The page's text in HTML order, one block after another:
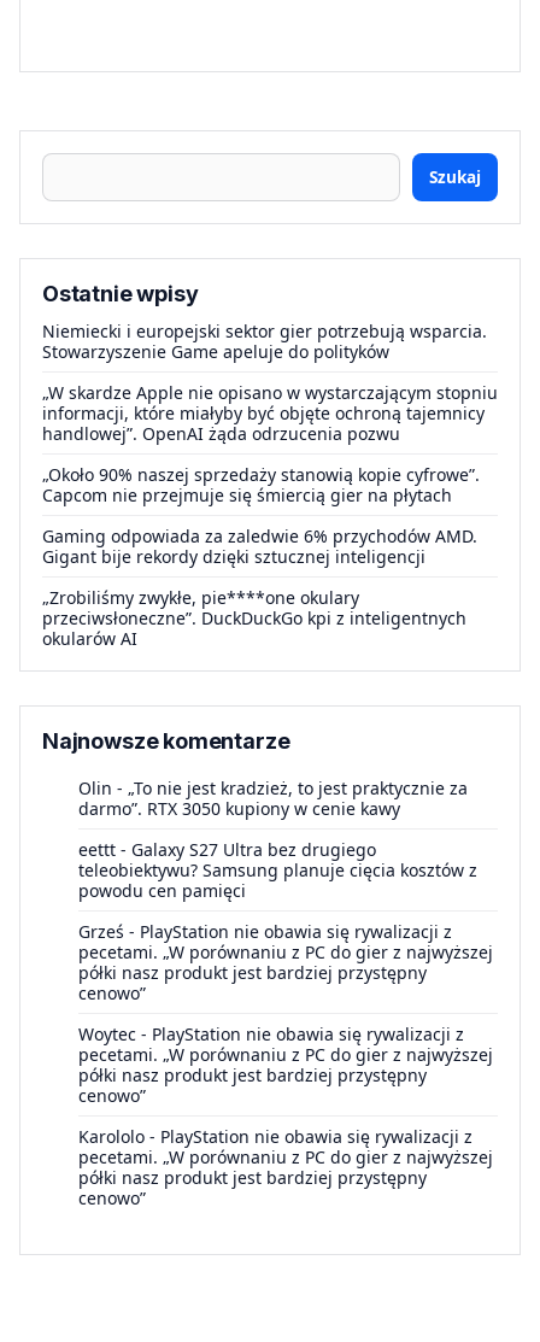
Szukaj
Ostatnie wpisy
Niemiecki i europejski sektor gier potrzebują wsparcia.
Stowarzyszenie Game apeluje do polityków
„W skardze Apple nie opisano w wystarczającym stopniu
informacji, które miałyby być objęte ochroną tajemnicy
handlowej”. OpenAI żąda odrzucenia pozwu
„Około 90% naszej sprzedaży stanowią kopie cyfrowe”.
Capcom nie przejmuje się śmiercią gier na płytach
Gaming odpowiada za zaledwie 6% przychodów AMD.
Gigant bije rekordy dzięki sztucznej inteligencji
„Zrobiliśmy zwykłe, pie****one okulary
przeciwsłoneczne”. DuckDuckGo kpi z inteligentnych
okularów AI
Najnowsze komentarze
Olin - „To nie jest kradzież, to jest praktycznie za
darmo”. RTX 3050 kupiony w cenie kawy
eettt - Galaxy S27 Ultra bez drugiego
teleobiektywu? Samsung planuje cięcia kosztów z
powodu cen pamięci
Grześ - PlayStation nie obawia się rywalizacji z
pecetami. „W porównaniu z PC do gier z najwyższej
półki nasz produkt jest bardziej przystępny
cenowo”
Woytec - PlayStation nie obawia się rywalizacji z
pecetami. „W porównaniu z PC do gier z najwyższej
półki nasz produkt jest bardziej przystępny
cenowo”
Karololo - PlayStation nie obawia się rywalizacji z
pecetami. „W porównaniu z PC do gier z najwyższej
półki nasz produkt jest bardziej przystępny
cenowo”